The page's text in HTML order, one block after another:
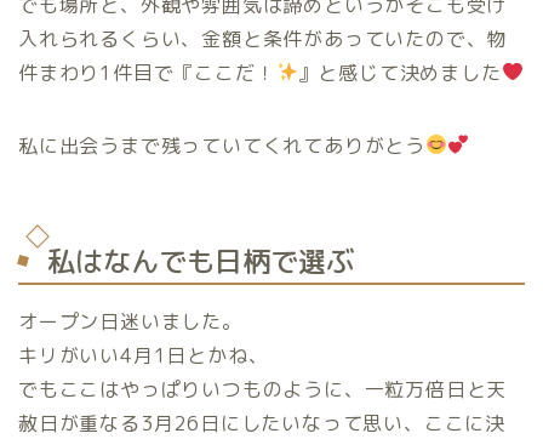
入れられるくらい、金額と条件があっていたので、物
件まわり1件目で『ここだ！
』と感じて決めました
私に出会うまで残っていてくれてありがとう
私はなんでも日柄で選ぶ
オープン日迷いました。
キリがいい4月1日とかね、
でもここはやっぱりいつものように、一粒万倍日と天
赦日が重なる3月26日にしたいなって思い、ここに決